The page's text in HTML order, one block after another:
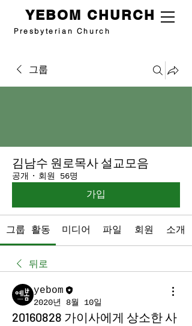
Presbyterian Church
YEBOM CHURCH
그룹
김남수 원로목사 설교모음
공개 · 회원 56명
가입
그룹 활동 미디어 파일 회원 소개
뒤로
yebom
2020년 8월 10일
20160828 가이사에게 상소한 사